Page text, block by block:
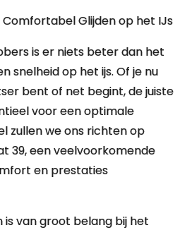
Comfortabel Glijden op het IJs
is er niets beter dan het
snelheid op het ijs. Of je nu
bent of net begint, de juiste
voor een optimale
zullen we ons richten op
39, een veelvoorkomende
en prestaties
is van groot belang bij het